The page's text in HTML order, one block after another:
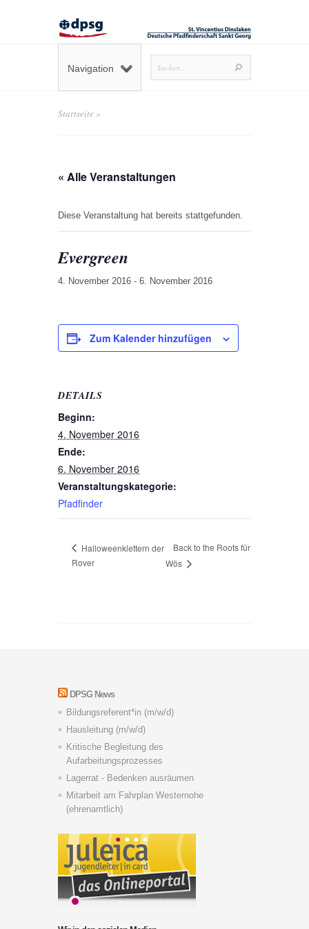
Navigation
Startseite »
« Alle Veranstaltungen
Diese Veranstaltung hat bereits stattgefunden.
Evergreen
4. November 2016 - 6. November 2016
Zum Kalender hinzufügen
DETAILS
Beginn:
4. November 2016
Ende:
6. November 2016
Veranstaltungskategorie:
Pfadfinder
Halloweenklettern der
Rover
Back to the Roots für
Wös
DPSG News
Bildungsreferent*in (m/w/d)
Hausleitung (m/w/d)
Kritische Begleitung des
Aufarbeitungsprozesses
Lagerrat - Bedenken ausräumen
Mitarbeit am Fahrplan Westernohe
(ehrenamtlich)